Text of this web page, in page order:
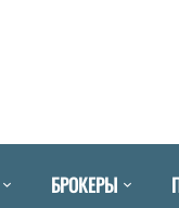
БРОКЕРЫ